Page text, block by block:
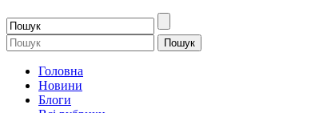
Головна
Новини
Блоги